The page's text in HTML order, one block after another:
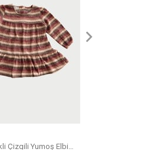
Zara Renkli Çizgili Yumoş Elbise